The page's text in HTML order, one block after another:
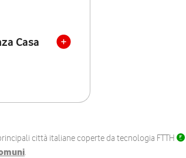
Casa
città italiane coperte da tecnologia FTTH
.